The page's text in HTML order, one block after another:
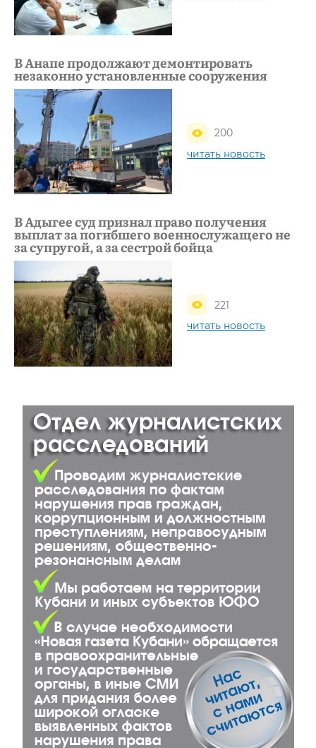
В Анапе продолжают демонтировать
незаконно установленные сооружения
200
читать новость
В Адыгее суд признал право получения
выплат за погибшего военнослужащего не
за супругой, а за сестрой бойца
221
читать новость